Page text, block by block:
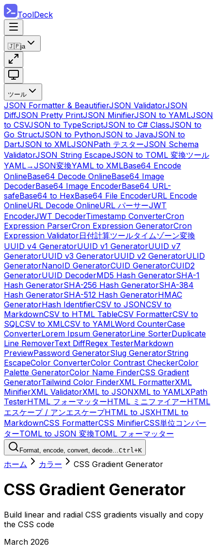
ToolDeck
🇯🇵ja
ツール
JSON Formatter & BeautifierJSON ValidatorJSON
DiffJSON Pretty PrintJSON MinifierJSON to YAMLJSON
to CSVJSON to TypeScriptJSON to C# ClassJSON to
Go StructJSON to PythonJSON to JavaJSON to
DartJSON to XMLJSONPath テスターJSON Schema
ValidatorJSON String EscapeJSON to TOML 変換ツール
YAML→JSON変換YAML to XMLBase64 Encode
OnlineBase64 Decode OnlineBase64 Image
DecoderBase64 Image EncoderBase64 URL-
safeBase64 to HexBase64 File EncoderURL Encode
OnlineURL Decode OnlineURL パーサーJWT
EncoderJWT DecoderTimestamp ConverterCron
Expression ParserCron Expression GeneratorCron
Expression Validator日付計算ツールタイムゾーン変換
UUID v4 GeneratorUUID v1 GeneratorUUID v7
GeneratorUUID v3 GeneratorUUID v2 GeneratorULID
GeneratorNanoID GeneratorCUID GeneratorCUID2
GeneratorUUID DecoderMD5 Hash GeneratorSHA-1
Hash GeneratorSHA-256 Hash GeneratorSHA-384
Hash GeneratorSHA-512 Hash GeneratorHMAC
GeneratorHash IdentifierCSV to JSONCSV to
MarkdownCSV to HTML TableCSV FormatterCSV to
SQLCSV to XMLCSV to YAMLWord CounterCase
ConverterLorem Ipsum GeneratorLine SorterDuplicate
Line RemoverText DiffRegex TesterMarkdown
PreviewPassword GeneratorSlug GeneratorString
EscapeColor ConverterColor Contrast CheckerColor
Palette GeneratorColor Name FinderCSS Gradient
GeneratorTailwind Color FinderXML FormatterXML
MinifierXML ValidatorXML to JSONXML to YAMLXPath
TesterHTML フォーマッターHTML ミニファイアーHTML
エスケープ / アンエスケープHTML to JSXHTML to
MarkdownCSS FormatterCSS MinifierCSS単位コンバー
ターTOML to JSON 変換TOML フォーマッター
Format, encode, convert, decode…Ctrl+K
ホーム カラー CSS Gradient Generator
CSS Gradient Generator
Build linear and radial CSS gradients visually and copy
the CSS code
March 2026